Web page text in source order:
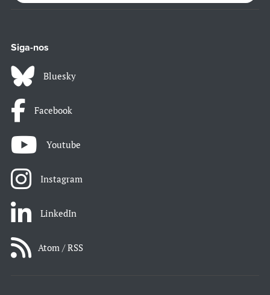
Siga-nos
Bluesky
Facebook
Youtube
Instagram
LinkedIn
Atom / RSS